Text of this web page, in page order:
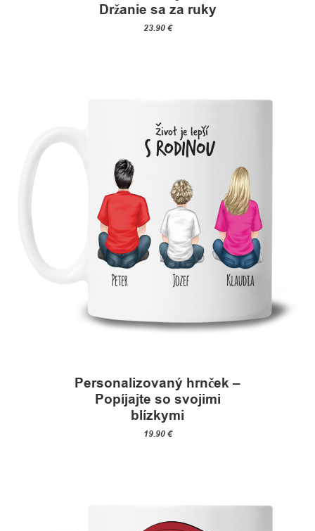
Držanie sa za ruky
23.90€
Personalizovaný hrnček –
Popíjajte so svojimi
blízkymi
19.90€